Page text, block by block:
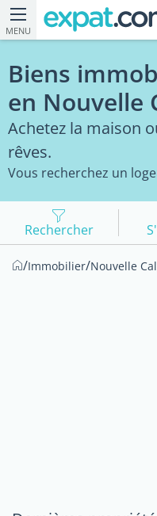
MENU
Biens
en Nouvelle
Achetez la maison
rêves.
Vous recherchez un
Rechercher
/Immobilier/Nouvelle